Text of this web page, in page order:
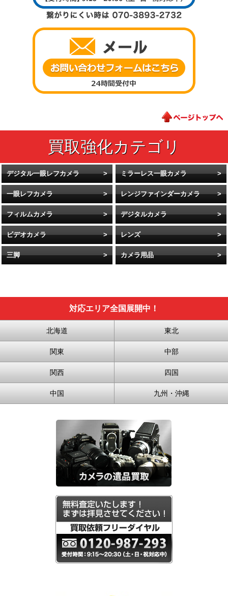
デジタル一眼レフカメラ ミラーレス一眼カメラ
一眼レフカメラ レンジファインダーカメラ
フィルムカメラ デジタルカメラ
ビデオカメラ レンズ
三脚 カメラ用品
対応エリア全国展開中！
北海道 東北
関東 中部
関西 四国
中国 九州・沖縄